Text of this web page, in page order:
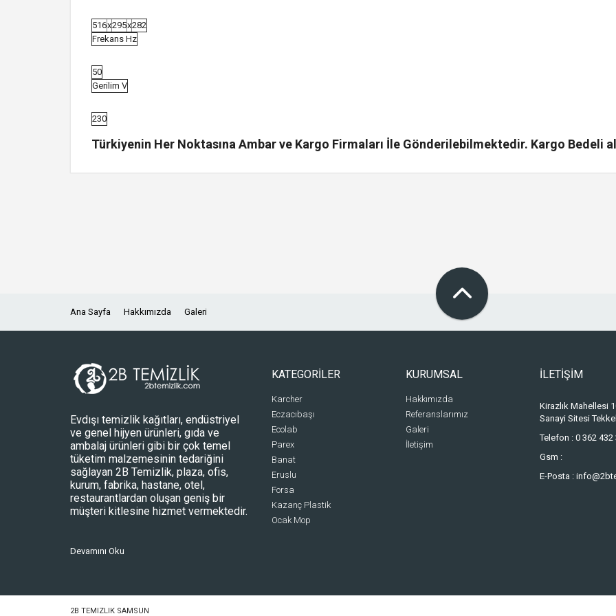
516x295x282
Frekans Hz
50
Gerilim V
230
Türkiyenin Her Noktasına Ambar ve Kargo Firmaları İle Gönderilebilmektedir. Kargo Bedeli
Ana Sayfa Hakkımızda Galeri
Evdışı temizlik kağıtları, endüstriyel
ve genel hijyen ürünleri, gıda ve
ambalaj ürünleri gibi bir çok temel
tüketim malzemesinin tedariğini
sağlayan 2B Temizlik, plaza, ofis,
kurum, fabrika, hastane, otel,
restaurantlardan oluşan geniş bir
müşteri kitlesine hizmet vermektedir.
Devamını Oku
KATEGORİLER
Karcher
Eczacıbaşı
Ecolab
Parex
Banat
Eruslu
Forsa
Kazanç Plastik
Ocak Mop
KURUMSAL
Hakkımızda
Referanslarımız
Galeri
İletişim
İLETİŞİM
Kirazlık Mahellesi
Sanayi Sitesi
Telefon : 0 362 432
Gsm :
E-Posta :
2B TEMIZLIK SAMSUN